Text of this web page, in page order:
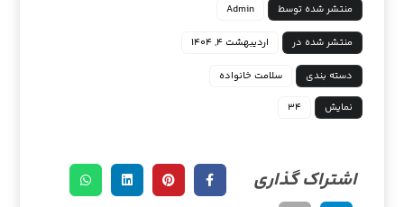
منتشر شده توسط Admin
منتشر شده در اردیبهشت ۴, ۱۴۰۴
دسته بندی سلامت خانواده
نمایش ۳۴